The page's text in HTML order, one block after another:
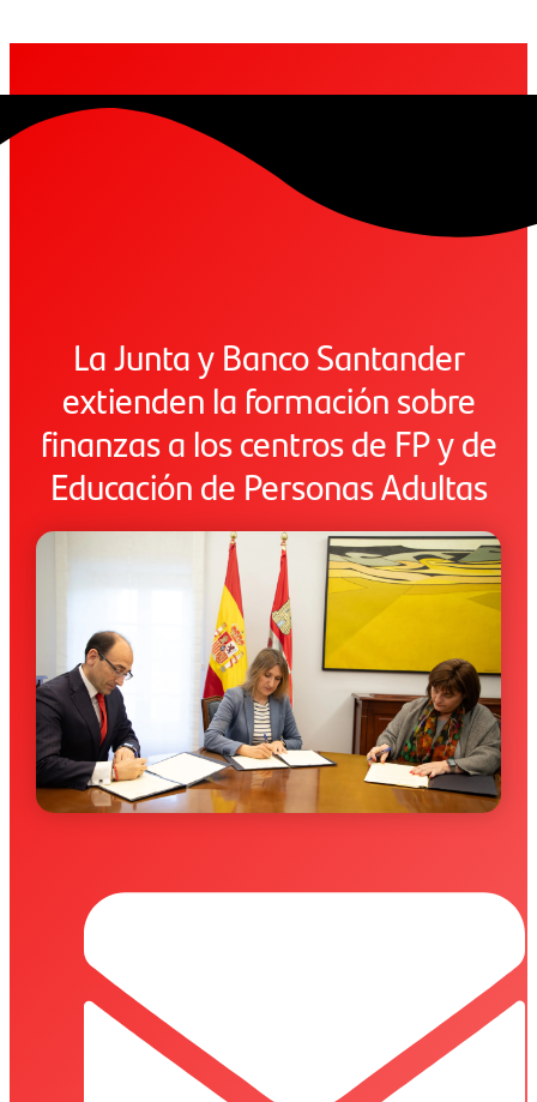
La Junta y Banco Santander
extienden la formación sobre
finanzas a los centros de FP y de
Educación de Personas Adultas